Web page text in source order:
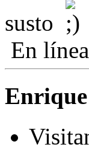
susto
En línea
Enrique